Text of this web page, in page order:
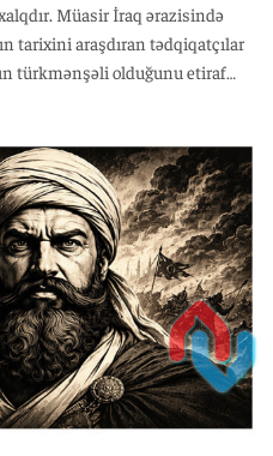
Müasir İraq ərazisində
tarixini araşdıran tədqiqatçılar
türkmənşəli olduğunu etiraf
mədəniyyətə malik olduqlarını
kimi oturaq həyat tərzi ilə yanaşı
Asiyadaki köçəri həyat tərzi